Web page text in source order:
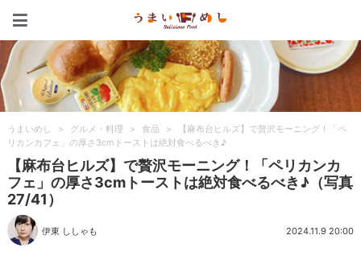
うまいめし > グルメ・料理 > 食品 >
【麻布台ヒルズ】で贅沢モーニング！「ペ
リカンカフェ」の厚さ3cmトーストは絶対食べるべき♪
【麻布台ヒルズ】で贅沢モーニング！「ペリカンカ
フェ」の厚さ3cmトーストは絶対食べるべき♪（写真
27/41）
伊東 ししゃも 2024.11.9 20:00